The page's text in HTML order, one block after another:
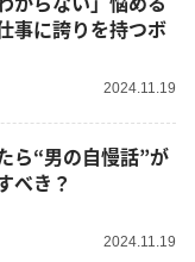
事に誇りを持つボ
2024.11.19
ら“男の自慢話”が
べき？
2024.11.19